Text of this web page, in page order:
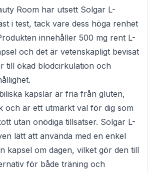
Room har utsett Solgar L-
i test, tack vare dess höga renhet
innehåller 500 mg rent L-
och det är vetenskapligt bevisat
till ökad blodcirkulation och
kapslar är fria från gluten,
och är ett utmärkt val för dig som
utan onödiga tillsatser. Solgar L-
lätt att använda med en enkel
kapsel om dagen, vilket gör den till
för både träning och